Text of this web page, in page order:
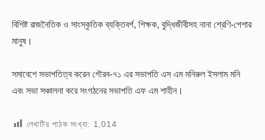
বিশিষ্ট রাজনৈতিক ও সাংস্কৃতিক ব্যক্তিবর্গ, শিক্ষক, বুদ্ধিজীবীসহ নানা শ্রেণি-পেশার
মানুষ।
সমাবেশে সভাপতিত্ব করেন গৌরব-৭১ এর সভাপতি এস এম মনিরুল ইসলাম মনি
এবং সভা সঞ্চালনা করে সংগঠনের সভাপতি এফ এম শাহীন।
লেখাটির পাঠক সংখ্যা: 1,014